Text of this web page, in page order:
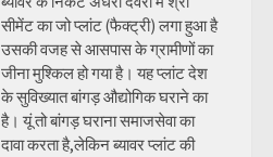
सीमेंट का जो प्लांट (फैक्ट्री) लगा हुआ है
उसकी वजह से आसपास के ग्रामीणों का
जीना मुश्किल हो गया है। यह प्लांट देश
के सुविख्यात बांगड़ औद्योगिक घराने का
है। यूं तो बांगड़ घराना समाजसेवा का
दावा करता है,लेकिन ब्यावर प्लांट की